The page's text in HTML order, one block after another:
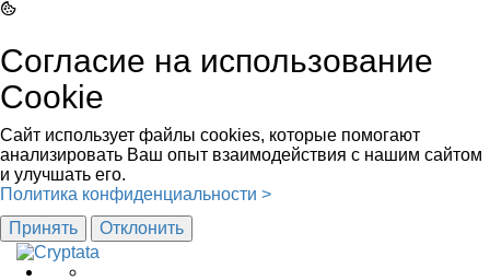
Согласие на использование
Cookie
Сайт использует файлы cookies, которые помогают
анализировать Ваш опыт взаимодействия с нашим сайтом
и улучшать его.
Политика конфиденциальности >
Принять
Отклонить